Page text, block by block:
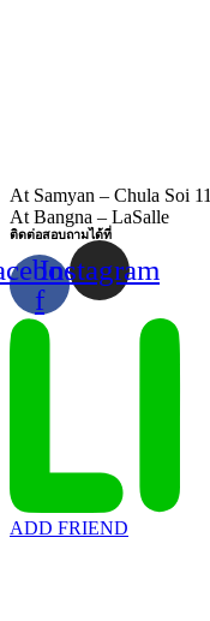
At Samyan – Chula Soi 11
At Bangna – LaSalle
ติดต่อสอบถามได้ที่
f
Instagram
ADD FRIEND